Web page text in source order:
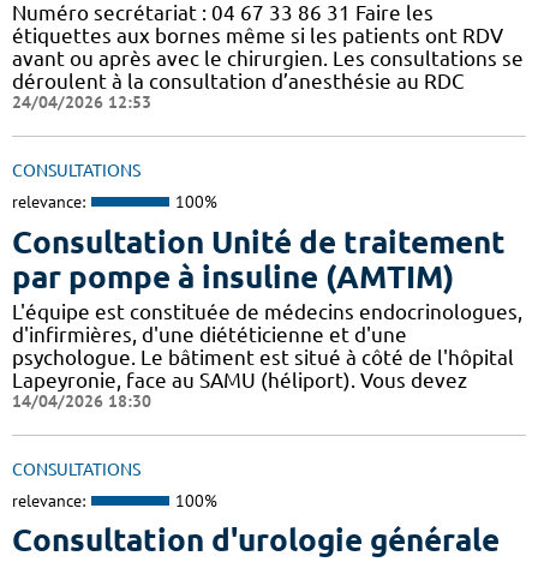
Numéro secrétariat : 04 67 33 86 31 Faire les
étiquettes aux bornes même si les patients ont RDV
avant ou après avec le chirurgien. Les consultations se
déroulent à la consultation d’anesthésie au RDC
24/04/2026 12:53
CONSULTATIONS
relevance: 100%
Consultation Unité de traitement
par pompe à insuline (AMTIM)
L'équipe est constituée de médecins endocrinologues,
d'infirmières, d'une diététicienne et d'une
psychologue. Le bâtiment est situé à côté de l'hôpital
Lapeyronie, face au SAMU (héliport). Vous devez
14/04/2026 18:30
CONSULTATIONS
relevance: 100%
Consultation d'urologie générale